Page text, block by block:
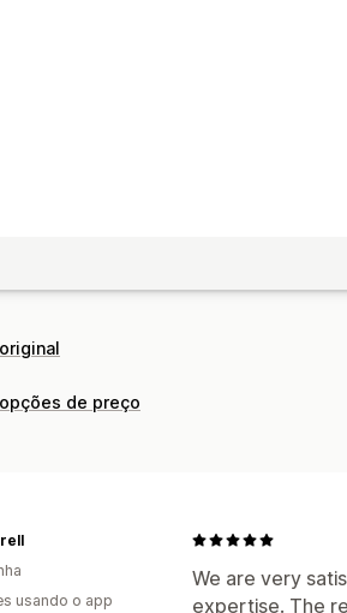
de preço
We are very
expertise. The
usando o app